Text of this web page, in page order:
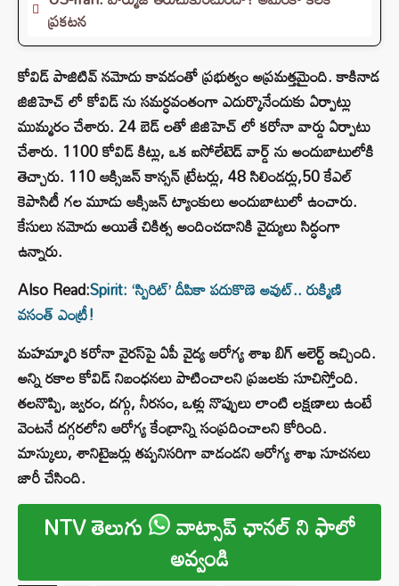
ప్రకటన
కోవిడ్ పాజిటివ్ నమోదు కావడంతో ప్రభుత్వం అప్రమత్తమైంది. కాకినాడ
జిజిహెచ్ లో కోవిడ్ ను సమర్ధవంతంగా ఎదుర్కొనేందుకు ఏర్పాట్లు
ముమ్మరం చేశారు. 24 బెడ్ లతో జిజిహెచ్ లో కరోనా వార్డు ఏర్పాటు
చేశారు. 1100 కోవిడ్ కిట్లు, ఒక ఐసోలేటెడ్ వార్డ్ ను అందుబాటులోకి
తెచ్చారు. 110 ఆక్సిజన్ కాన్సన్ ట్రేటర్లు, 48 సిలిండర్లు,50 కేఎల్
కెపాసిటీ గల మూడు ఆక్సిజన్ ట్యాంకులు అందుబాటులో ఉంచారు.
కేసులు నమోదు అయితే చికిత్స అందించడానికి వైద్యులు సిద్ధంగా
ఉన్నారు.
Also Read:Spirit: ‘స్పిరిట్’ దీపికా పదుకొణె అవుట్.. రుక్మిణి
వసంత్ ఎంట్రీ!
మహమ్మారి కరోనా వైరస్‌పై ఏపీ వైద్య ఆరోగ్య శాఖ బిగ్ అలెర్ట్ ఇచ్చింది.
అన్ని రకాల కోవిడ్ నిబంధనలు పాటించాలని ప్రజలకు సూచిస్తోంది.
తలనొప్పి, జ్వరం, దగ్గు, నీరసం, ఒళ్లు నొప్పులు లాంటి లక్షణాలు ఉంటే
వెంటనే దగ్గరలోని ఆరోగ్య కేంద్రాన్ని సంప్రదించాలని కోరింది.
మాస్కులు, శానిటైజర్లు తప్పనిసరిగా వాడండని ఆరోగ్య శాఖ సూచనలు
జారీ చేసింది.
NTV తెలుగు వాట్సాప్ ఛానల్ ని ఫాలో
అవ్వండి